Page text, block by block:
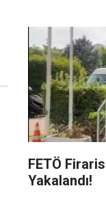
FETÖ
Yakalandı! ​